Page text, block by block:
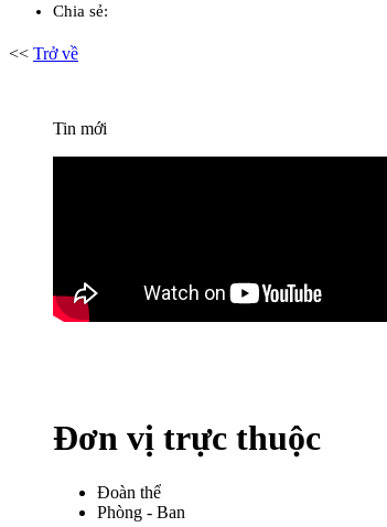
Chia sẻ:
<< Trở về
Tin mới
Đơn vị trực thuộc
Đoàn thể
Phòng - Ban